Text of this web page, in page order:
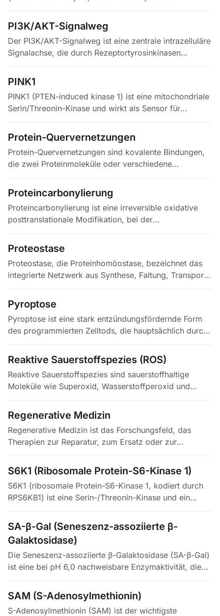
Mitochondrienbiogenese sowie des…
PI3K/AKT-Signalweg
Der PI3K/AKT-Signalweg ist eine zentrale intrazelluläre
Signalachse, die durch Rezeptortyrosinkinasen
gekoppelte Rezeptoren…
PINK1
PINK1 (PTEN-induced kinase 1) ist eine mitochondriale
Serin/Threonin-Kinase und wirkt als Sensor für
mit intaktem…
Protein-Quervernetzungen
Protein-Quervernetzungen sind kovalente Bindungen,
die zwei Proteinmoleküle oder verschiedene
entstehen enzymatisch, etwa bei der…
Proteincarbonylierung
Proteincarbonylierung ist eine irreversible oxidative
posttranslationale Modifikation, bei der
Proteinseitenketten eingeführt werden,…
Proteostase
Proteostase, die Proteinhomöostase, bezeichnet das
integrierte Netzwerk aus Synthese, Faltung, Transport
Proteoms sichert.…
Pyroptose
Pyroptose ist eine stark entzündungsfördernde Form
des programmierten Zelltods, die hauptsächlich durch
(GSDMD) – ausgeführt wird,…
Reaktive Sauerstoffspezies (ROS)
Reaktive Sauerstoffspezies sind sauerstoffhaltige
Moleküle wie Superoxid, Wasserstoffperoxid und
stammen, darunter die…
Regenerative Medizin
Regenerative Medizin ist das Forschungsfeld, das
Therapien zur Reparatur, zum Ersatz oder zur
Organe entwickelt. Ansätze umfassen…
S6K1 (Ribosomale Protein-S6-Kinase 1)
S6K1 (ribosomale Protein-S6-Kinase 1, kodiert durch
RPS6KB1) ist eine Serin-/Threonin-Kinase und ein
die Proteinsynthese durch…
SA-β-Gal (Seneszenz-assoziierte β-
Galaktosidase)
Die Seneszenz-assoziierte β-Galaktosidase (SA-β-Gal)
ist eine bei pH 6,0 nachweisbare Enzymaktivität, die
Expression der…
SAM (S-Adenosylmethionin)
S-Adenosylmethionin (SAM) ist der wichtigste